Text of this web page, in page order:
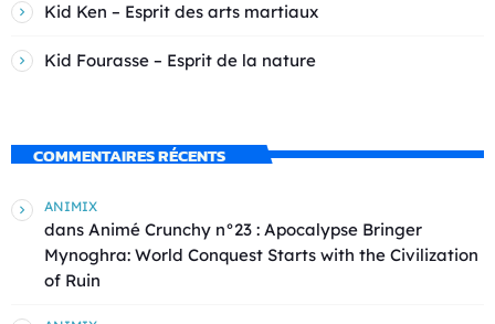
Kid Ken – Esprit des arts martiaux
Kid Fourasse – Esprit de la nature
COMMENTAIRES RÉCENTS
ANIMIX
dans Animé Crunchy n°23 : Apocalypse Bringer
Mynoghra: World Conquest Starts with the Civilization
of Ruin